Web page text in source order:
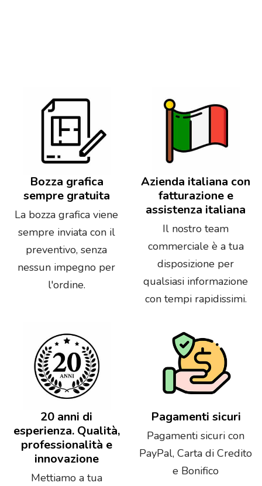
Bozza grafica
sempre gratuita
La bozza grafica viene
sempre inviata con il
preventivo, senza
nessun impegno per
l'ordine.
Azienda italiana con
fatturazione e
assistenza italiana
Il nostro team
commerciale è a tua
disposizione per
qualsiasi informazione
con tempi rapidissimi.
20 anni di
esperienza. Qualità,
professionalità e
innovazione
Mettiamo a tua
Pagamenti sicuri
Pagamenti sicuri con
PayPal, Carta di Credito
e Bonifico